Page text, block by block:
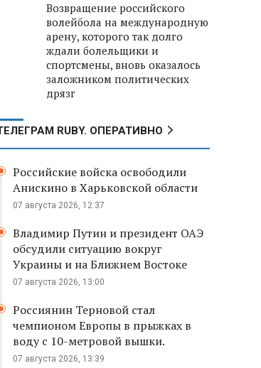
Возвращение российского
волейбола на международную
арену, которого так долго
ждали болельщики и
спортсмены, вновь оказалось
заложником политических
дрязг
RUBY. ОПЕРАТИВНО
Российские войска освободили
Анискино в Харьковской области
07 августа 2026, 12:37
Владимир Путин и президент ОАЭ
обсудили ситуацию вокруг
Украины и на Ближнем Востоке
07 августа 2026, 13:00
Россиянин Терновой стал
чемпионом Европы в прыжках в
воду с 10-метровой вышки.
07 августа 2026, 13:39